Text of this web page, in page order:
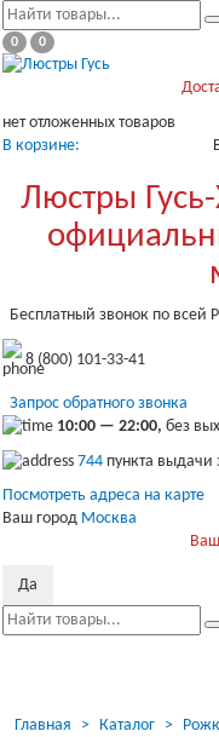
0 0
нет отложенных товаров
В корзине:
Люстры
Бесплатный звонок по всей
8 (800) 101-33-41
Запрос обратного звонка
10:00 — 22:00, без
744 пункта выдачи
Посмотреть адреса на карте
Ваш город Москва
Да
Главная Каталог